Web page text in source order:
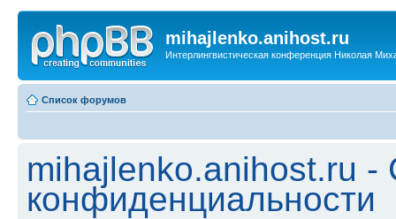
mihajlenko.anihost.ru
Интерлингвистическая конференция Николая
Список форумов
mihajlenko.anihost.ru -
конфиденциальности